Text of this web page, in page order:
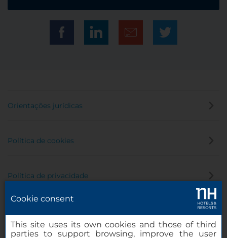
Orientações jurídicas
Política de cookies
Política de privacidade
Cookie consent
This site uses its own cookies and those of third
parties to support browsing, improve the user